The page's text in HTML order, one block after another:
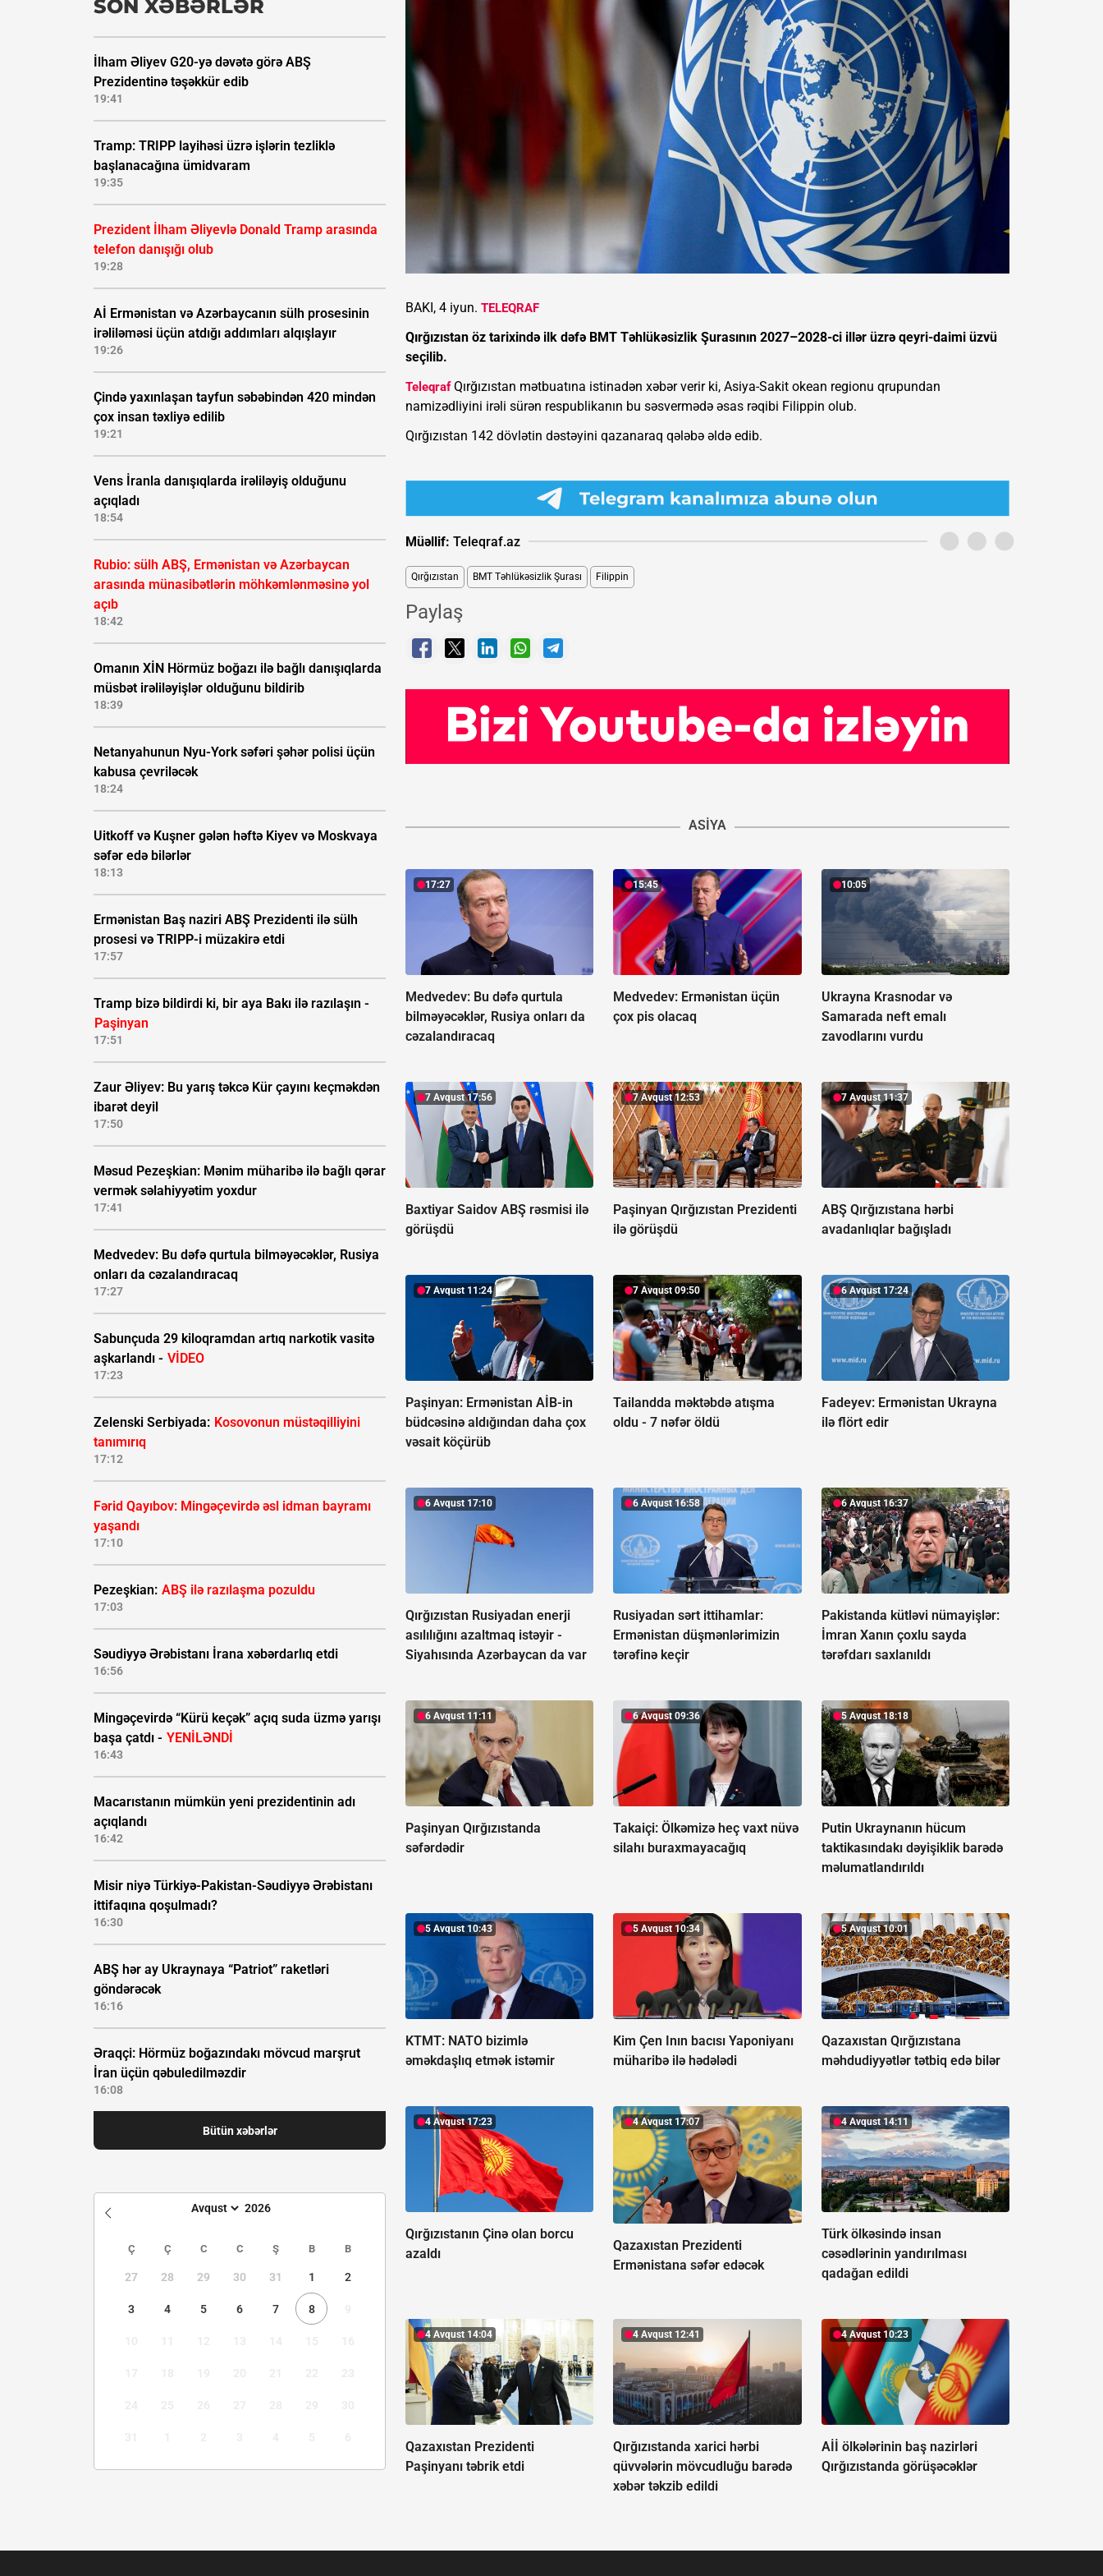
SON XƏBƏRLƏR
İlham Əliyev G20-yə dəvətə görə ABŞ
Prezidentinə təşəkkür edib
19:41
Tramp: TRIPP layihəsi üzrə işlərin tezliklə
başlanacağına ümidvaram
19:35
Prezident İlham Əliyevlə Donald Tramp arasında
telefon danışığı olub
19:28
Aİ Ermənistan və Azərbaycanın sülh prosesinin
irəliləməsi üçün atdığı addımları alqışlayır
19:26
Çində yaxınlaşan tayfun səbəbindən 420 mindən
çox insan təxliyə edilib
19:21
Vens İranla danışıqlarda irəliləyiş olduğunu
açıqladı
18:54
Rubio: sülh ABŞ, Ermənistan və Azərbaycan
arasında münasibətlərin möhkəmlənməsinə yol
açıb
18:42
Omanın XİN Hörmüz boğazı ilə bağlı danışıqlarda
müsbət irəliləyişlər olduğunu bildirib
18:39
Netanyahunun Nyu-York səfəri şəhər polisi üçün
kabusa çevriləcək
18:24
Uitkoff və Kuşner gələn həftə Kiyev və Moskvaya
səfər edə bilərlər
18:13
Ermənistan Baş naziri ABŞ Prezidenti ilə sülh
prosesi və TRIPP-i müzakirə etdi
17:57
Tramp bizə bildirdi ki, bir aya Bakı ilə razılaşın -
Paşinyan
17:51
Zaur Əliyev: Bu yarış təkcə Kür çayını keçməkdən
ibarət deyil
17:50
Məsud Pezeşkian: Mənim müharibə ilə bağlı qərar
vermək səlahiyyətim yoxdur
17:41
Medvedev: Bu dəfə qurtula bilməyəcəklər, Rusiya
onları da cəzalandıracaq
17:27
Sabunçuda 29 kiloqramdan artıq narkotik vasitə
aşkarlandı - VİDEO
17:23
Zelenski Serbiyada: Kosovonun müstəqilliyini
tanımırıq
17:12
Fərid Qayıbov: Mingəçevirdə əsl idman bayramı
yaşandı
17:10
Pezeşkian: ABŞ ilə razılaşma pozuldu
17:03
Səudiyyə Ərəbistanı İrana xəbərdarlıq etdi
16:56
Mingəçevirdə “Kürü keçək” açıq suda üzmə yarışı
başa çatdı - YENİLƏNDİ
16:43
Macarıstanın mümkün yeni prezidentinin adı
açıqlandı
16:42
Misir niyə Türkiyə-Pakistan-Səudiyyə Ərəbistanı
ittifaqına qoşulmadı?
16:30
ABŞ hər ay Ukraynaya “Patriot” raketləri
göndərəcək
16:16
Əraqçi: Hörmüz boğazındakı mövcud marşrut
İran üçün qəbuledilməzdir
16:08
Bütün xəbərlər
Ç Ç C C Ş B B
27 28 29 30 31 1 2
3 4 5 6 7 8
BAKI, 4 iyun. TELEQRAF
Qırğızıstan öz tarixində ilk dəfə BMT Təhlükəsizlik Şurasının 2027–2028-ci illər üzrə qeyri-daimi üzvü
seçilib.
TeleqrafQırğızıstan mətbuatına istinadən xəbər verir ki, Asiya-Sakit okean regionu qrupundan
namizədliyini irəli sürən respublikanın bu səsvermədə əsas rəqibi Filippin olub.
Qırğızıstan 142 dövlətin dəstəyini qazanaraq qələbə əldə edib.
Müəllif: Teleqraf.az
Qırğızıstan BMT Təhlükəsizlik Şurası Filippin
Paylaş
ASIYA
17:27
Medvedev: Bu dəfə qurtula
bilməyəcəklər, Rusiya onları da
cəzalandıracaq
15:45
Medvedev: Ermənistan üçün
çox pis olacaq
10:05
Ukrayna Krasnodar və
Samarada neft emalı
zavodlarını vurdu
7 Avqust 17:56
Baxtiyar Saidov ABŞ rəsmisi ilə
görüşdü
7 Avqust 12:53
Paşinyan Qırğızıstan Prezidenti
ilə görüşdü
7 Avqust 11:37
ABŞ Qırğızıstana hərbi
avadanlıqlar bağışladı
7 Avqust 11:24
Paşinyan: Ermənistan AİB-in
büdcəsinə aldığından daha çox
vəsait köçürüb
7 Avqust 09:50
Tailandda məktəbdə atışma
oldu -7 nəfər öldü
6 Avqust 17:24
Fadeyev: Ermənistan Ukrayna
ilə flört edir
6 Avqust 17:10
Qırğızıstan Rusiyadan enerji
asılılığını azaltmaq istəyir -
Siyahısında Azərbaycan da var
6 Avqust 16:58
Rusiyadan sərt ittihamlar:
Ermənistan düşmənlərimizin
tərəfinə keçir
6 Avqust 16:37
Pakistanda kütləvi nümayişlər:
İmran Xanın çoxlu sayda
tərəfdarı saxlanıldı
6 Avqust 11:11
Paşinyan Qırğızıstanda
səfərdədir
6 Avqust 09:36
Takaiçi: Ölkəmizə heç vaxt nüvə
silahı buraxmayacağıq
5 Avqust 18:18
Putin Ukraynanın hücum
taktikasındakı dəyişiklik barədə
məlumatlandırıldı
5 Avqust 10:43
KTMT: NATO bizimlə
əməkdaşlıq etmək istəmir
5 Avqust 10:34
Kim Çen Inın bacısı Yaponiyanı
müharibə ilə hədələdi
5 Avqust 10:01
Qazaxıstan Qırğızıstana
məhdudiyyətlər tətbiq edə bilər
4 Avqust 17:23
Qırğızıstanın Çinə olan borcu
azaldı
4 Avqust 17:07
Qazaxıstan Prezidenti
Ermənistana səfər edəcək
4 Avqust 14:11
Türk ölkəsində insan
cəsədlərinin yandırılması
qadağan edildi
4 Avqust 14:04
Qazaxıstan Prezidenti
Paşinyanı təbrik etdi
4 Avqust 12:41
Qırğızıstanda xarici hərbi
qüvvələrin mövcudluğu barədə
xəbər təkzib edildi
4 Avqust 10:23
Aİİ ölkələrinin baş nazirləri
Qırğızıstanda görüşəcəklər